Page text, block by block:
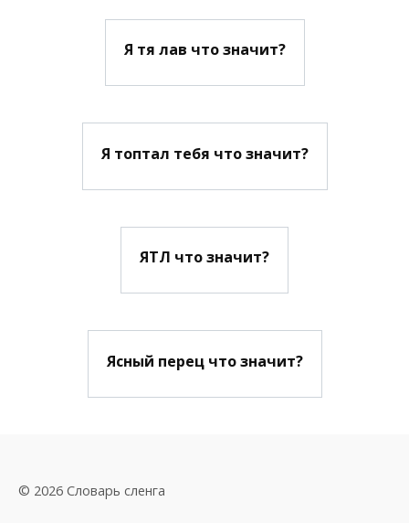
Я тя лав что значит?
Я топтал тебя что значит?
ЯТЛ что значит?
Ясный перец что значит?
© 2026 Словарь сленга